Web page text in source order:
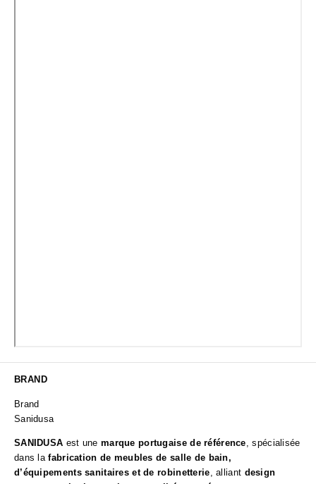
BRAND
Brand
Sanidusa
SANIDUSA est une marque portugaise de référence, spécialisée
dans lafabrication de meubles de salle de bain,
d’équipements sanitaires et de robinetterie, alliant design